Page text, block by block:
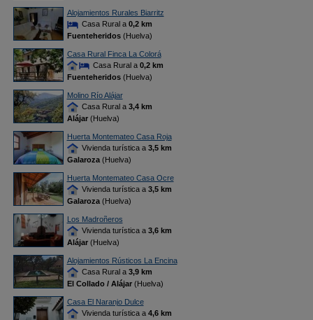
Alojamientos Rurales Biarritz
Casa Rural a 0,2 km
Fuenteheridos(Huelva)
Casa Rural Finca La Colorá
Casa Rural a 0,2 km
Fuenteheridos(Huelva)
Molino Río Alájar
Casa Rural a 3,4 km
Alájar(Huelva)
Huerta Montemateo Casa Roja
Vivienda turística a 3,5 km
Galaroza(Huelva)
Huerta Montemateo Casa Ocre
Vivienda turística a 3,5 km
Galaroza(Huelva)
Los Madroñeros
Vivienda turística a 3,6 km
Alájar(Huelva)
Alojamientos Rústicos La Encina
Casa Rural a 3,9 km
El Collado / Alájar(Huelva)
Casa El Naranjo Dulce
Vivienda turística a 4,6 km